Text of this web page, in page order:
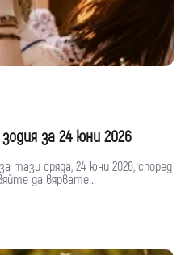
за 24 юни 2026
сряда, 24 юни 2026, според
да вярвате...